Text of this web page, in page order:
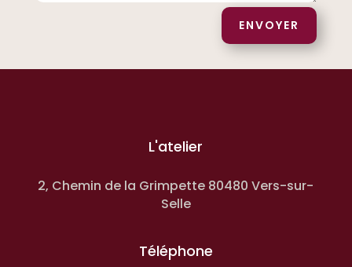
ENVOYER
L'atelier
2, Chemin de la Grimpette 80480 Vers-sur-
Selle
Téléphone